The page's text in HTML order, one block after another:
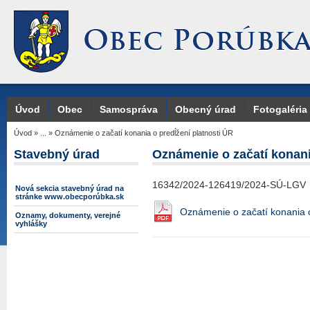
Úvod Obec Samospráva Obecný úrad Fotogaléria
Úvod » » Oznámenie o začatí konania o predĺžení platnosti ÚR
Stavebný úrad
Nová sekcia stavebný úrad na
stránke www.obecporúbka.sk
Oznamy, dokumenty, verejné
vyhlášky
Oznámenie o začatí
16342/2024-126419/2024-SÚ-LGV
Oznámenie o začatí konania